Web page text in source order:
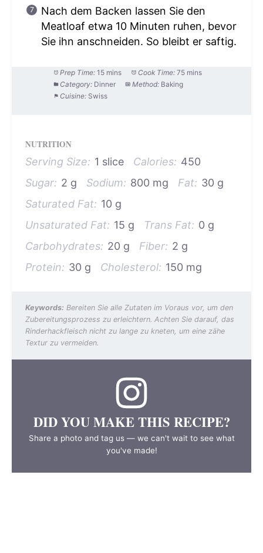
Nach dem Backen lassen Sie den
Meatloaf etwa 10 Minuten ruhen, bevor
Sie ihn anschneiden. So bleibt er saftig.
Prep Time: 15 mins Cook Time: 75 mins
Category: Dinner Method: Baking
Cuisine: Swiss
NUTRITION
Serving Size: 1 slice Calories: 450
Sugar: 2 g Sodium: 800 mg Fat: 30 g
Saturated Fat: 10 g
Unsaturated Fat: 15 g Trans Fat: 0 g
Carbohydrates: 20 g Fiber: 2 g
Protein: 30 g Cholesterol: 150 mg
Keywords: Bereiten Sie alle Zutaten im Voraus vor, um den
Zubereitungsprozess zu erleichtern. Achten Sie darauf, das
Rinderhackfleisch nicht zu lange zu kneten, um eine zähe
Textur zu vermeiden.
DID YOU MAKE THIS RECIPE?
Share a photo and tag us — we can't wait to see what
you've made!